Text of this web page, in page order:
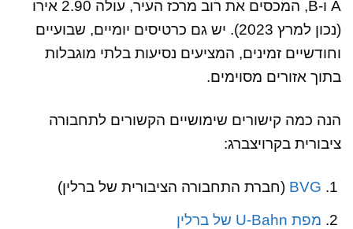
A ו-B, המכסים את רוב מרכז העיר, עולה 2.90 אירו
(נכון למרץ 2023). יש גם כרטיסים יומיים, שבועיים
וחודשיים זמינים, המציעים נסיעות בלתי מוגבלות
בתוך אזורים מסוימים.
הנה כמה קישורים שימושיים הקשורים לתחבורה
ציבורית בקרויצברג:
BVG (חברת התחבורה הציבורית של ברלין)
מפת U-Bahn של ברלין